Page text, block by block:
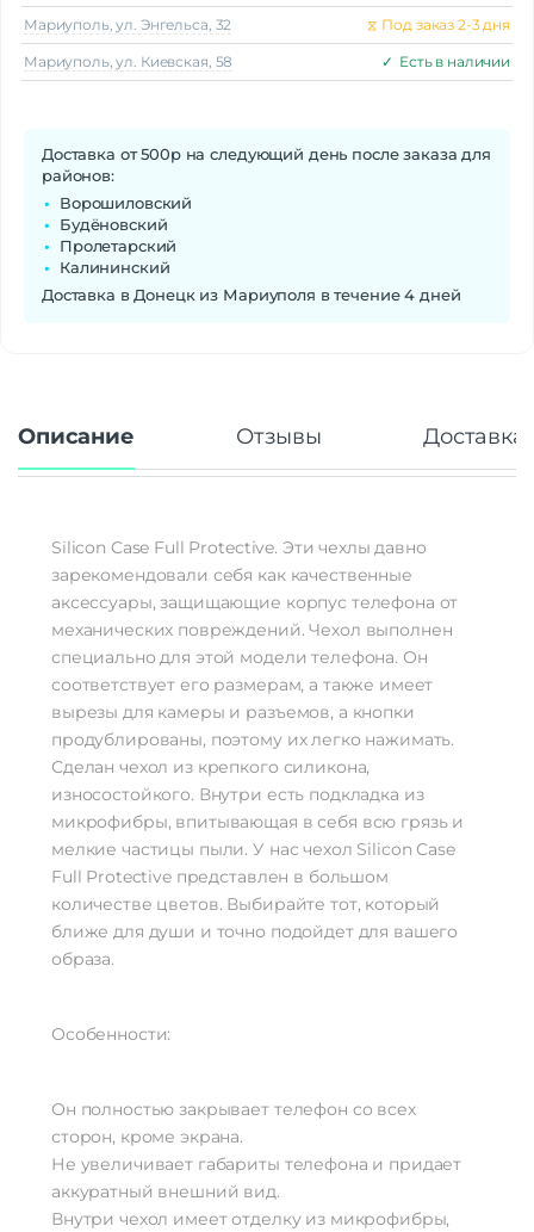
Мариуполь, ул. Энгельса, 32 ⧖ Под заказ 2-3 дня
Мариуполь, ул. Киевская, 58 ✓ Есть в наличии
Доставка от 500р на следующий день после заказа для
районов:
Ворошиловский
Будёновский
Пролетарский
Калининский
Доставка в Донецк из Мариуполя в течение 4 дней
Описание Отзывы Доставка
Silicon Case Full Protective. Эти чехлы давно
зарекомендовали себя как качественные
аксессуары, защищающие корпус телефона от
механических повреждений. Чехол выполнен
специально для этой модели телефона. Он
соответствует его размерам, а также имеет
вырезы для камеры и разъемов, а кнопки
продублированы, поэтому их легко нажимать.
Сделан чехол из крепкого силикона,
износостойкого. Внутри есть подкладка из
микрофибры, впитывающая в себя всю грязь и
мелкие частицы пыли. У нас чехол Silicon Case
Full Protective представлен в большом
количестве цветов. Выбирайте тот, который
ближе для души и точно подойдет для вашего
образа.
Особенности:
Он полностью закрывает телефон со всех
сторон, кроме экрана.
Не увеличивает габариты телефона и придает
аккуратный внешний вид.
Внутри чехол имеет отделку из микрофибры,